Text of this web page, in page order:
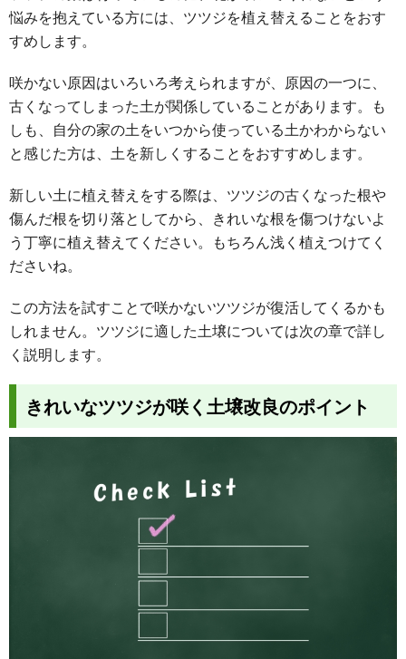
悩みを抱えている方には、ツツジを植え替えることをおす
すめします。
咲かない原因はいろいろ考えられますが、原因の一つに、
古くなってしまった土が関係していることがあります。も
しも、自分の家の土をいつから使っている土かわからない
と感じた方は、土を新しくすることをおすすめします。
新しい土に植え替えをする際は、ツツジの古くなった根や
傷んだ根を切り落としてから、きれいな根を傷つけないよ
う丁寧に植え替えてください。もちろん浅く植えつけてく
ださいね。
この方法を試すことで咲かないツツジが復活してくるかも
しれません。ツツジに適した土壌については次の章で詳し
く説明します。
きれいなツツジが咲く土壌改良のポイント